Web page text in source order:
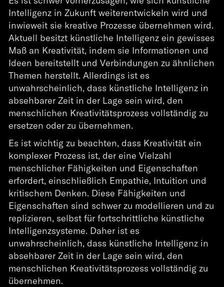
Intelligenz in Zukunft weiterentwickeln wird und
inwieweit sie kreative Prozesse übernehmen wird.
Aktuell besitzt künstliche Intelligenz ein gewisses
Maß an Kreativität, indem sie Informationen und
Ideen bereitstellt und Verbindungen zu ähnlichen
Themen herstellt. Allerdings ist es
unwahrscheinlich, dass künstliche Intelligenz in
absehbarer Zeit in der Lage sein wird, den
menschlichen Kreativitätsprozess vollständig zu
ersetzen oder zu übernehmen.
Es ist wichtig zu beachten, dass Kreativität ein
komplexer Prozess ist, der eine Vielzahl
menschlicher Fähigkeiten und Eigenschaften
erfordert, einschließlich Empathie, Intuition und
kritischem Denken. Diese Fähigkeiten und
Eigenschaften sind schwer zu modellieren und zu
replizieren, selbst für fortschrittliche künstliche
Intelligenzsysteme. Daher ist es
unwahrscheinlich, dass künstliche Intelligenz in
absehbarer Zeit in der Lage sein wird, den
menschlichen Kreativitätsprozess vollständig zu
übernehmen.